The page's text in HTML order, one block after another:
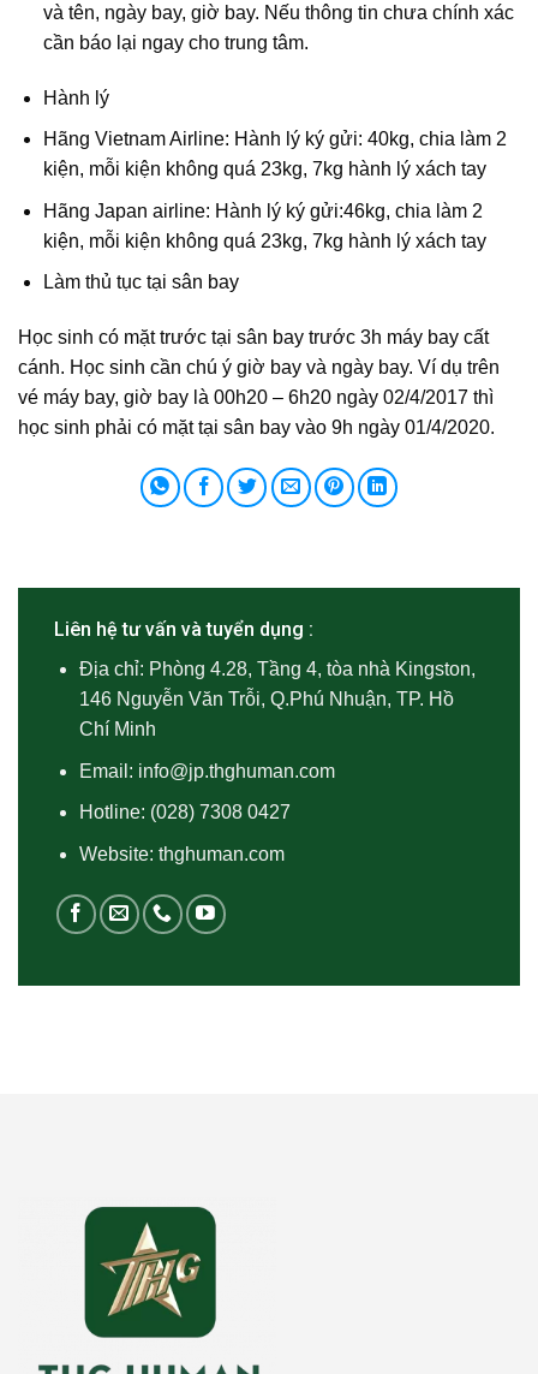
và tên, ngày bay, giờ bay. Nếu thông tin chưa chính xác
cần báo lại ngay cho trung tâm.
Hành lý
Hãng Vietnam Airline: Hành lý ký gửi: 40kg, chia làm 2
kiện, mỗi kiện không quá 23kg, 7kg hành lý xách tay
Hãng Japan airline: Hành lý ký gửi:46kg, chia làm 2
kiện, mỗi kiện không quá 23kg, 7kg hành lý xách tay
Làm thủ tục tại sân bay
Học sinh có mặt trước tại sân bay trước 3h máy bay cất
cánh. Học sinh cần chú ý giờ bay và ngày bay. Ví dụ trên
vé máy bay, giờ bay là 00h20 – 6h20 ngày 02/4/2017 thì
học sinh phải có mặt tại sân bay vào 9h ngày 01/4/2020.
Liên hệ tư vấn và tuyển dụng :
Địa chỉ: Phòng 4.28, Tầng 4, tòa nhà Kingston,
146 Nguyễn Văn Trỗi, Q.Phú Nhuận, TP. Hồ
Chí Minh
Email: info@jp.thghuman.com
Hotline: (028) 7308 0427
Website: thghuman.com